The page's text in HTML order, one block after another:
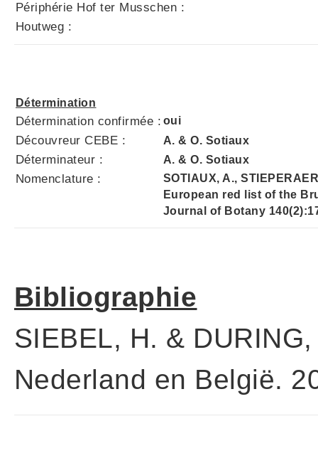
Périphérie Hof ter Musschen :
Houtweg :
Détermination
Détermination confirmée : oui
Découvreur CEBE : A. & O. Sotiaux
Déterminateur : A. & O. Sotiaux
Nomenclature :
SOTIAUX, A.,
European red list of the
Journal of Botany
Bibliographie
SIEBEL, H. &
Nederland en België.